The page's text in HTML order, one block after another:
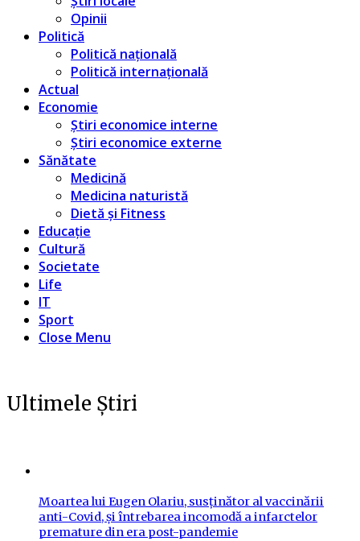
Opinii
Politică
Politică națională
Politică internațională
Actual
Economie
Știri economice interne
Știri economice externe
Sănătate
Medicină
Medicina naturistă
Dietă și Fitness
Educație
Cultură
Societate
Life
IT
Sport
Close Menu
Ultimele Știri
Moartea lui Eugen Olariu, susținător al vaccinării
anti-Covid, și întrebarea incomodă a infarctelor
premature din era post-pandemie